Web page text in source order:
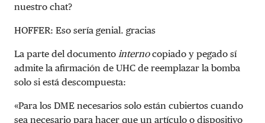
nuestro chat?
HOFFER: Eso sería genial. gracias
La parte del documento internocopiado y pegado sí
admite la afirmación de UHC de reemplazar la bomba
solo si está descompuesta:
«Para los DME necesarios solo están cubiertos cuando
sea necesario para hacer que un artículo o dispositivo